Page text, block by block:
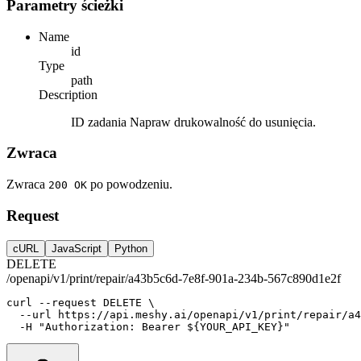
Parametry ścieżki
Name
id
Type
path
Description
ID zadania Napraw drukowalność do usunięcia.
Zwraca
Zwraca 200 OK po powodzeniu.
Request
cURL JavaScript Python
DELETE
/openapi/v1/print/repair/a43b5c6d-7e8f-901a-234b-567c890d1e2f
curl --request DELETE \
--url
https://api.meshy.ai/openapi/v1/print/repair/
-H
"Authorization: Bearer ${YOUR_API_KEY}"